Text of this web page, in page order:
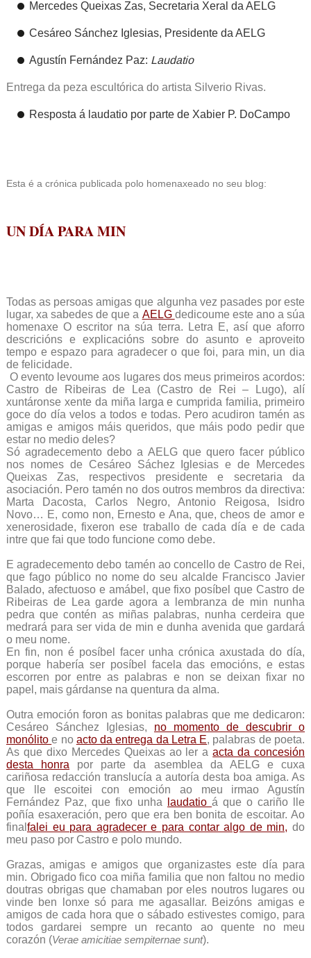
Mercedes Queixas Zas, Secretaria Xeral da AELG
Cesáreo Sánchez Iglesias, Presidente da AELG
Agustín Fernández Paz: Laudatio
Entrega da peza escultórica do artista Silverio Rivas.
Resposta á laudatio por parte de Xabier P. DoCampo
Esta é a crónica publicada polo homenaxeado no seu blog:
UN DÍA PARA MIN
Todas as persoas amigas que algunha vez pasades por este
lugar, xa sabedes de que a AELG dedicoume este ano a súa
homenaxe O escritor na súa terra. Letra E, así que aforro
descricións e explicacións sobre do asunto e aproveito
tempo e espazo para agradecer o que foi, para min, un dia
de felicidade.
O evento levoume aos lugares dos meus primeiros acordos:
Castro de Ribeiras de Lea (Castro de Rei – Lugo), alí
xuntáronse xente da miña larga e cumprida familia, primeiro
goce do día velos a todos e todas. Pero acudiron tamén as
amigas e amigos máis queridos, que máis podo pedir que
estar no medio deles?
Só agradecemento debo a AELG que quero facer público
nos nomes de Cesáreo Sáchez Iglesias e de Mercedes
Queixas Zas, respectivos presidente e secretaria da
asociación. Pero tamén no dos outros membros da directiva:
Marta Dacosta, Carlos Negro, Antonio Reigosa, Isidro
Novo… E, como non, Ernesto e Ana, que, cheos de amor e
xenerosidade, fixeron ese traballo de cada día e de cada
intre que fai que todo funcione como debe.
E agradecemento debo tamén ao concello de Castro de Rei,
que fago público no nome do seu alcalde Francisco Javier
Balado, afectuoso e amábel, que fixo posíbel que Castro de
Ribeiras de Lea garde agora a lembranza de min nunha
pedra que contén as miñas palabras, nunha cerdeira que
medrará para ser vida de min e dunha avenida que gardará
o meu nome.
En fin, non é posíbel facer unha crónica axustada do día,
porque habería ser posíbel facela das emocións, e estas
escorren por entre as palabras e non se deixan fixar no
papel, mais gárdanse na quentura da alma.
Outra emoción foron as bonitas palabras que me dedicaron:
Cesáreo Sánchez Iglesias, no momento de descubrir o
monólitoe no acto da entrega da Letra E, palabras de poeta.
As que dixo Mercedes Queixas ao ler aacta da concesión
desta honra por parte da asemblea da AELG e cuxa
cariñosa redacción translucía a autoría desta boa amiga. As
que lle escoitei con emoción ao meu irmao Agustín
Fernández Paz, que fixo unha
laudatioá que o cariño lle
poñía esaxeración, pero que era ben bonita de escoitar. Ao
final falei eu para agradecer e para contar algo de min, do
meu paso por Castro e polo mundo.
Grazas, amigas e amigos que organizastes este día para
min. Obrigado fico coa miña familia que non faltou no medio
doutras obrigas que chamaban por eles noutros lugares ou
vinde ben lonxe só para me agasallar. Beizóns amigas e
amigos de cada hora que o sábado estivestes comigo, para
todos gardarei sempre un recanto ao quente no meu
corazón (Verae amicitiae sempiternae sunt).